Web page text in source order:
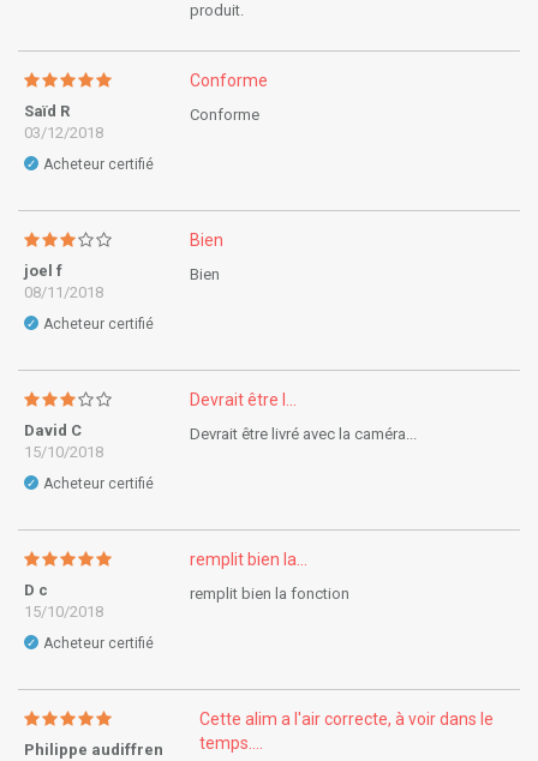
produit.
Saïd R
03/12/2018
✓ Acheteur certifié
Conforme
Conforme
joel f
08/11/2018
✓ Acheteur certifié
Bien
Bien
David C
15/10/2018
✓ Acheteur certifié
Devrait être l...
Devrait être livré avec la caméra...
D c
15/10/2018
✓ Acheteur certifié
remplit bien la...
remplit bien la fonction
Philippe audiffren
Cette alim a l'air correcte, à voir dans le
temps....